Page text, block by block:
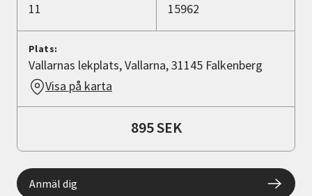
11 15962
Plats:
Vallarnas lekplats, Vallarna, 31145 Falkenberg
Visa på karta
895 SEK
Anmäl dig